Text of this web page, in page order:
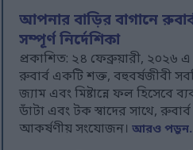
আপনার বাড়ির বাগানে
সম্পূর্ণ নির্দেশিকা
প্রকাশিত: ২৪ ফেব্রুয়ারী, ২০২৬
রুবার্ব একটি শক্ত, বহুবর্ষজীবী
জ্যাম এবং মিষ্টান্নে ফল হিসেবে
ডাঁটা এবং টক স্বাদের সাথে,
আকর্ষণীয় সংযোজন।আরও